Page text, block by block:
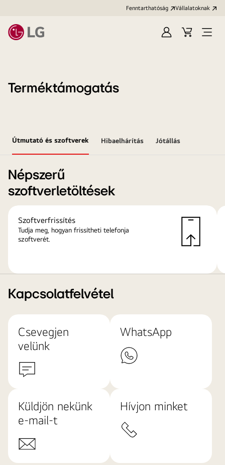
Fenntarthatóság Vállalatoknak
Bejelentkezés
KosárMenü
Terméktámogatás
Útmutató és szoftverek Hibaelhárítás Jótállás
Népszerű
szoftverletöltések
Szoftverfrissítés
Tudja meg, hogyan frissítheti telefonja
szoftverét.
Kapcsolatfelvétel
Csevegjen
velünk
WhatsApp
Küldjön nekünk
e-mail-t
Hívjon minket